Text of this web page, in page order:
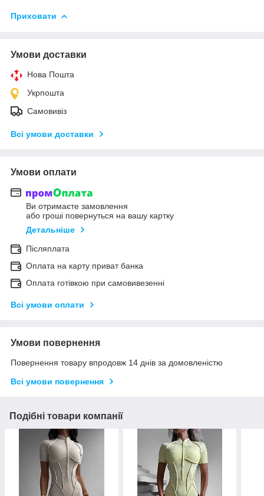
Приховати
Умови доставки
Нова Пошта
Укрпошта
Самовивіз
Всі умови доставки
Умови оплати
Ви отримаєте замовлення
або гроші повернуться на вашу картку
Детальніше
Післяплата
Оплата на карту приват банка
Оплата готівкою при самовивезенні
Всі умови оплати
Умови повернення
Повернення товару впродовж 14 днів за домовленістю
Всі умови повернення
Подібні товари компанії